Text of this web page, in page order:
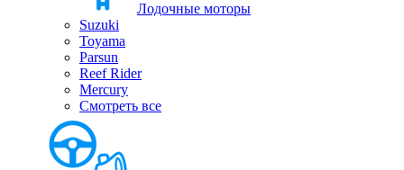
Лодочные моторы
Suzuki
Toyama
Parsun
Reef Rider
Mercury
Смотреть все